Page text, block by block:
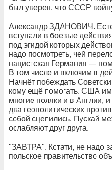
был уверен, что СССР
Александр ЗДАНОВИЧ.
вступали в боевые
под эгидой которых
надо посмотреть, чей
нацистская Германия —
В том числе и включим в
Начнёт побеждать
кому ещё помогать. США
многие поляки и в Англии,
два геополитических
собой сцепились. Пускай
ослабляют друг друга.
"ЗАВТРА". Кстати, не надо
польское правительство